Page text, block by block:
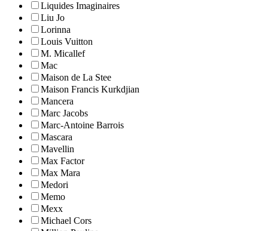
Liquides Imaginaires
Liu Jo
Lorinna
Louis Vuitton
M. Micallef
Mac
Maison de La Stee
Maison Francis Kurkdjian
Mancera
Marc Jacobs
Marc-Antoine Barrois
Mascara
Mavellin
Max Factor
Max Mara
Medori
Memo
Mexx
Michael Cors